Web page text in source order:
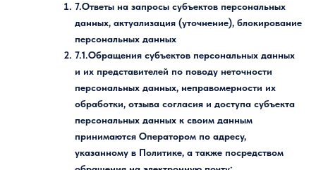
7.Ответы на запросы субъектов персональных
данных, актуализация (уточнение), блокирование
персональных данных
7.1.Обращения субъектов персональных данных
и их представителей по поводу неточности
персональных данных, неправомерности их
обработки, отзыва согласия и доступа субъекта
персональных данных к своим данным
принимаются Оператором по адресу,
указанному в Политике, а также посредством